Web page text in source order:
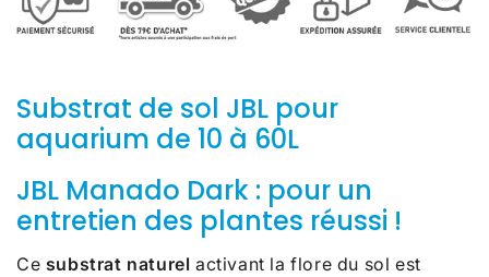
Substrat de sol JBL pour
aquarium de 10 à 60L
JBL Manado Dark : pour un
entretien des plantes réussi !
Ce substrat naturel activant la flore du sol est